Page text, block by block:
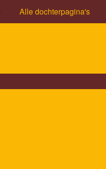
Alle dochterpagina's